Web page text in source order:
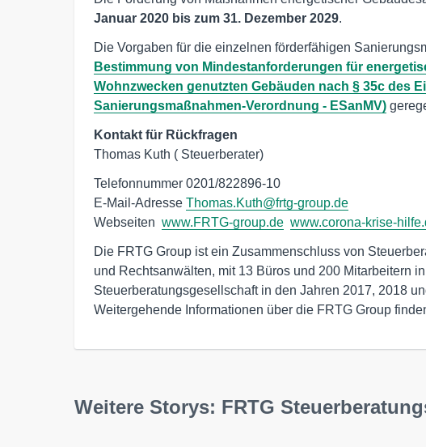
Januar 2020 bis zum 31. Dezember 2029.
Die Vorgaben für die einzelnen förderfähigen
Bestimmung von Mindestanforderungen für
Wohnzwecken genutzten Gebäuden nach § 35c des
Sanierungsmaßnahmen-Verordnung - ESanMV)
Kontakt für Rückfragen
Thomas Kuth ( Steuerberater)
Telefonnummer 0201/822896-10
E-Mail-Adresse Thomas.Kuth@frtg-group.de
Webseiten www.FRTG-group.de www.corona-krise-
Die FRTG Group ist ein Zusammenschluss von
und Rechtsanwälten, mit 13 Büros und 200 Mitarbeitern
Steuerberatungsgesellschaft in den Jahren 2017, 2018
Weitergehende Informationen über die FRTG Group
Weitere Storys: FRTG